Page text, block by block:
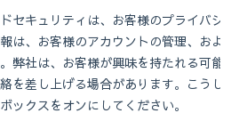
update-guide/en-US/advisory/CVE-